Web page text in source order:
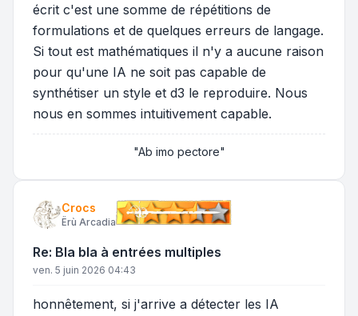
écrit c'est une somme de répétitions de
formulations et de quelques erreurs de langage.
Si tout est mathématiques il n'y a aucune raison
pour qu'une IA ne soit pas capable de
synthétiser un style et d3 le reproduire. Nous
nous en sommes intuitivement capable.
"Ab imo pectore"
Crocs
Ërù Arcadia
Re: Bla bla à entrées multiples
ven. 5 juin 2026 04:43
honnêtement, si j'arrive a détecter les IA